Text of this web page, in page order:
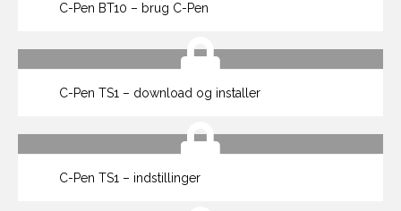
C-Pen BT10 – brug C-Pen
C-Pen TS1 – download og installer
C-Pen TS1 – indstillinger